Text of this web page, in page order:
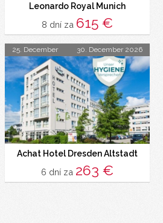
Leonardo Royal Munich
8 dní za 615 €
25. December 30. December 2026
Achat Hotel Dresden Altstadt
6 dní za 263 €